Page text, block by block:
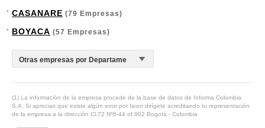
CASANARE (79 Empresas)
BOYACA (57 Empresas)
(1) La información de la empresa procede de la base de datos de Informa Colombia
S.A. Si aprecias que existe algún error por favor dirígete acreditando tu representación
de la empresa a la dirección Cl.72 Nº6-44 of.902 Bogotá - Colombia